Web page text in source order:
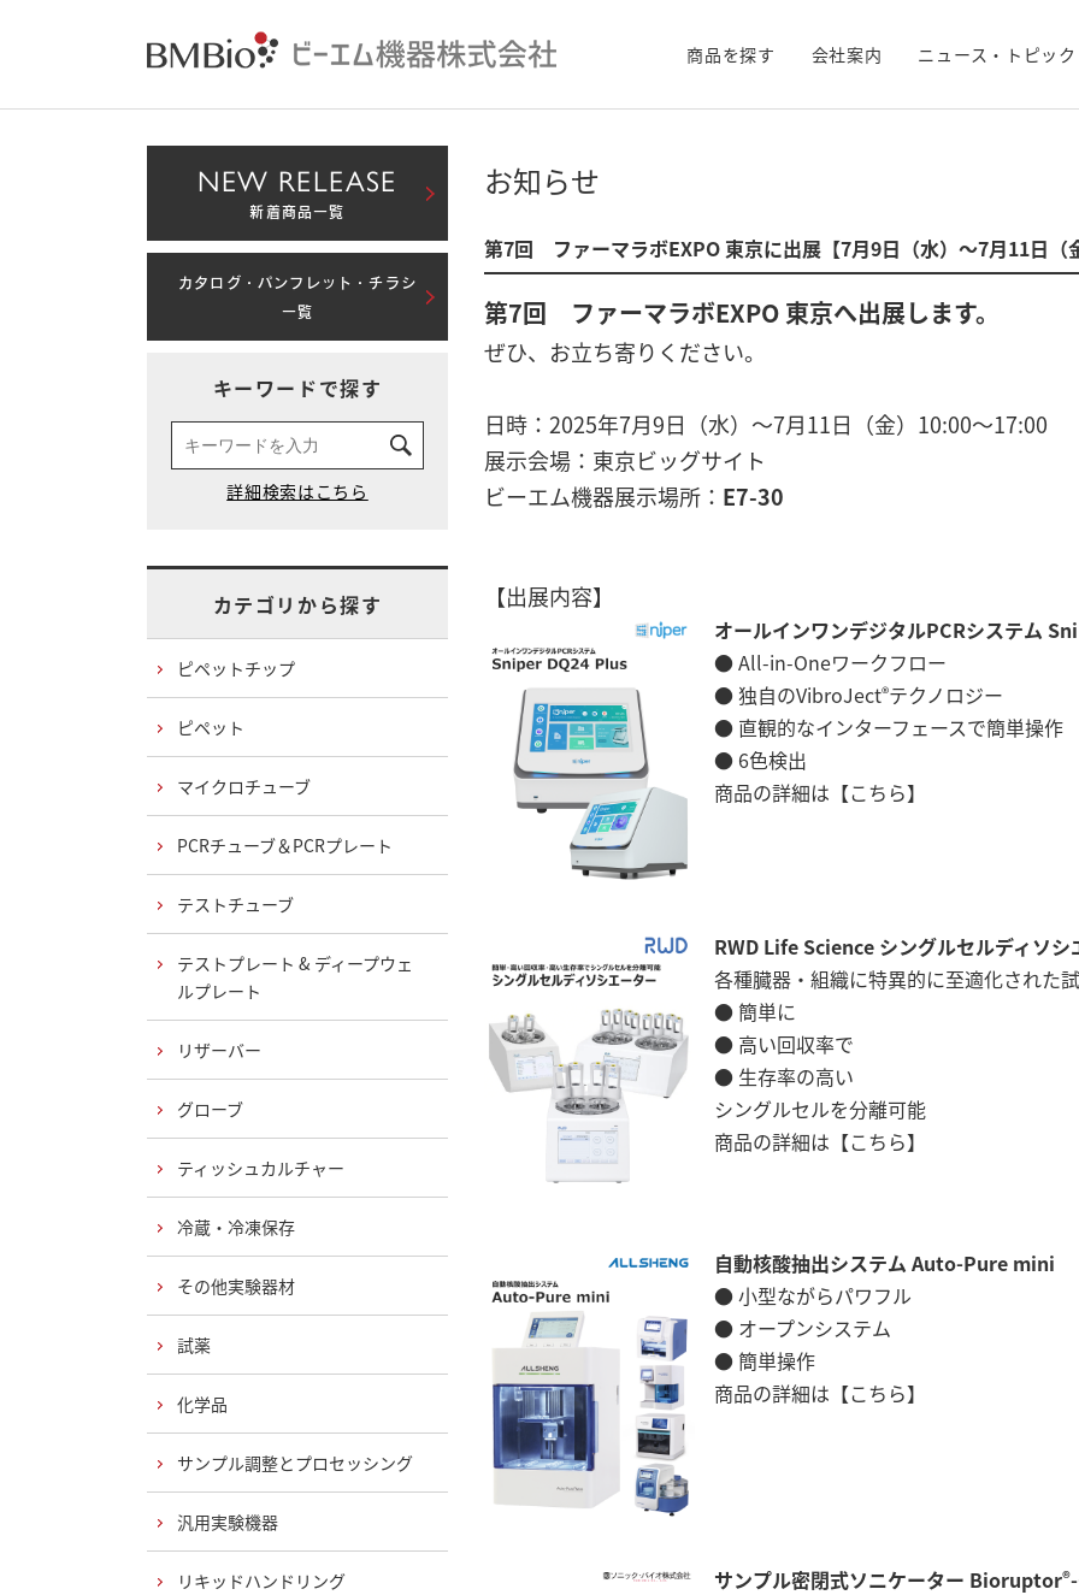
商品を探す 会社案内 ニュース・トピック
お知らせ
第7回 ファーマラボEXPO 東京に出展【7月9日（水）～7月11日（
第7回 ファーマラボEXPO 東京へ出展します。
ぜひ、お立ち寄りください。
日時：2025年7月9日（水）～7月11日（金）10:00～17:00
展示会場：東京ビッグサイト
ビーエム機器展示場所： E7-30
【出展内容】
オールインワンデジタルPCRシステム
● All-in-Oneワークフロー
● 独自のVibroJect®テクノロジー
● 直観的なインターフェースで簡単操作
● 6色検出
商品の詳細は 【こちら】
RWD Life Science シングルセルディソシ
各種臓器・組織に特異的に至適化された
● 簡単に
● 高い回収率で
● 生存率の高い
シングルセルを分離可能
商品の詳細は 【こちら】
自動核酸抽出システム Auto-Pure mini
● 小型ながらパワフル
● オープンシステム
● 簡単操作
商品の詳細は 【こちら】
サンプル密閉式ソニケーター Bioruptor®
NEW RELEASE
新着商品一覧
カタログ・パンフレット・チラシ
一覧
キーワードで探す
カテゴリから探す
ピペットチップ
ピペット
マイクロチューブ
PCRチューブ＆PCRプレート
テストチューブ
テストプレート & ディープウェ
ルプレート
リザーバー
グローブ
ティッシュカルチャー
冷蔵・冷凍保存
その他実験器材
試薬
化学品
サンプル調整とプロセッシング
汎用実験機器
リキッドハンドリング